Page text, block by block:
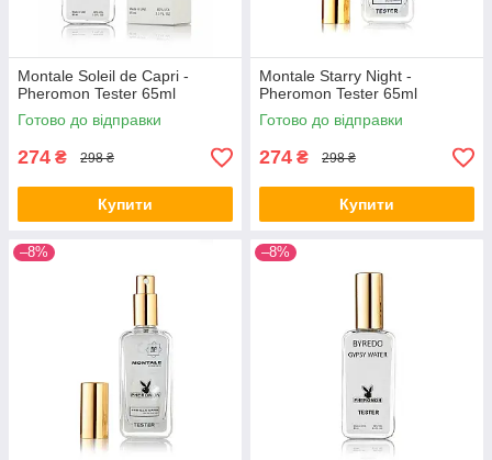
Montale Soleil de Capri -
Pheromon Tester 65ml
Готово до відправки
274 ₴ 298 ₴
Купити
Montale Starry Night -
Pheromon Tester 65ml
Готово до відправки
274 ₴ 298 ₴
Купити
–8% –8%